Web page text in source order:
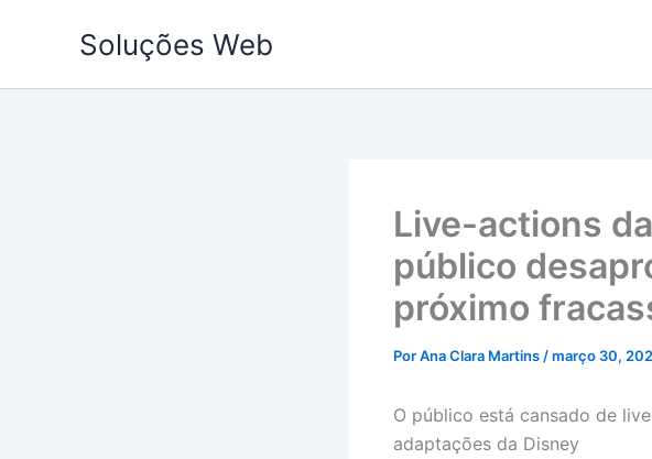
Soluções Web
Live-actions
público
próximo
PorAna Clara Martins /março 30,
O público está cansado de
adaptações da Disney